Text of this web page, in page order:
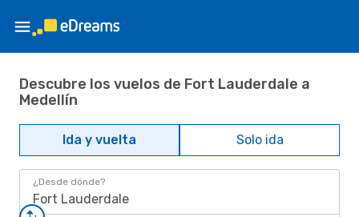
Descubre los vuelos de Fort Lauderdale a
Medellín
Ida y vuelta Solo ida
¿Desde dónde?
Fort Lauderdale